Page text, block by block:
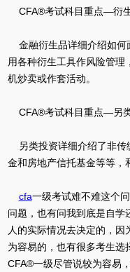
CFA®考试科目重点—衍
金融衍生品详细介绍如何
用各种衍生工具作风险管
机炒卖或作套活动。
CFA®考试科目重点—另
另类投资详细介绍了非传
金和房地产信托基金等等，
cfa一级考试难不难这个
问题，也有问我到底是自学
人的实际情况去决定的，
为容易的，也有很多考生选
CFA®一级尽管说较为容易